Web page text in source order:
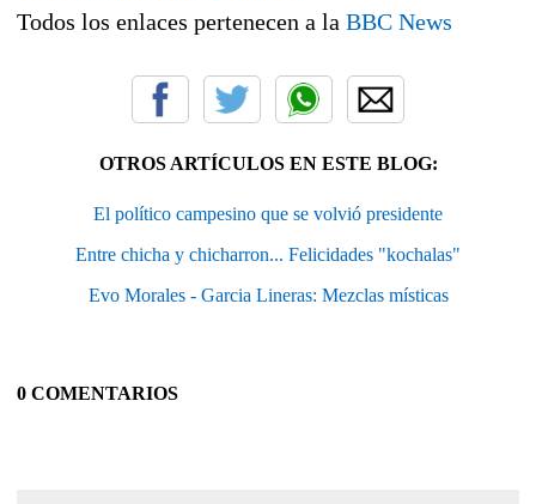
Todos los enlaces pertenecen a la BBC News
OTROS ARTÍCULOS EN ESTE BLOG:
El político campesino que se volvió presidente
Entre chicha y chicharron... Felicidades "kochalas"
Evo Morales - Garcia Lineras: Mezclas místicas
0 COMENTARIOS